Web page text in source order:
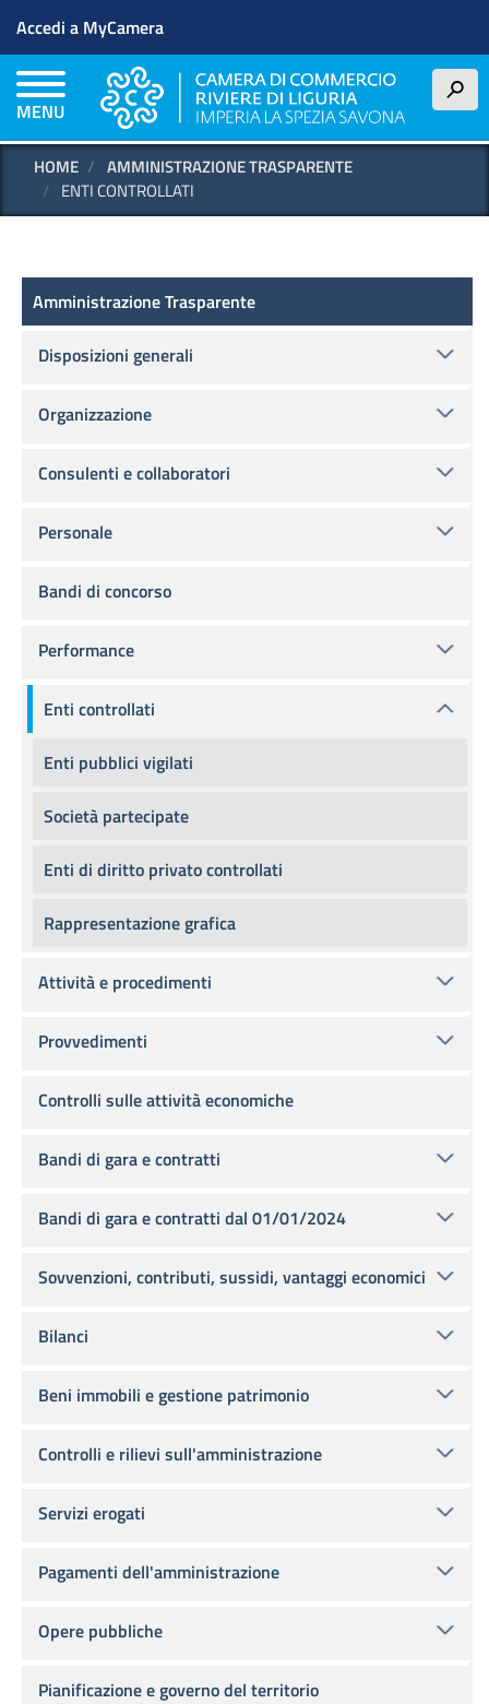
contenuto
principale
Menu profilo utente
Accedi a MyCamera
MENU
h
HOME
AMMINISTRAZIONE TRASPARENTE
ENTI CONTROLLATI
Amministrazione Trasparente
Amministrazione Trasparente
Disposizioni generali
Organizzazione
Consulenti e collaboratori
Personale
Bandi di concorso
Performance
Enti controllati
Enti pubblici vigilati
Società partecipate
Enti di diritto privato controllati
Rappresentazione grafica
Attività e procedimenti
Provvedimenti
Controlli sulle attività economiche
Bandi di gara e contratti
Bandi di gara e contratti dal 01/01/2024
Sovvenzioni, contributi, sussidi, vantaggi economici
Bilanci
Beni immobili e gestione patrimonio
Controlli e rilievi sull'amministrazione
Servizi erogati
Pagamenti dell'amministrazione
Opere pubbliche
Pianificazione e governo del territorio